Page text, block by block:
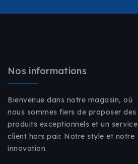
Nos informations
Bienvenue dans notre magasin, où
nous sommes fiers de proposer des
produits exceptionnels et un service
client hors pair. Notre style et notre
innovation.